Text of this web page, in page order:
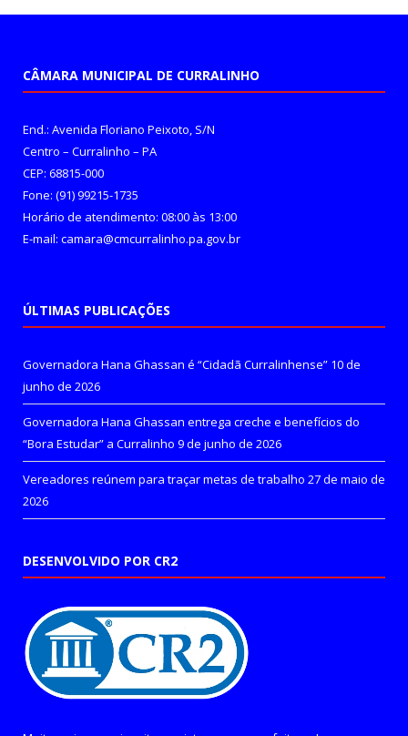
CÂMARA MUNICIPAL DE CURRALINHO
End.: Avenida Floriano Peixoto, S/N
Centro – Curralinho – PA
CEP: 68815-000
Fone: (91) 99215-1735
Horário de atendimento: 08:00 às 13:00
E-mail: camara@cmcurralinho.pa.gov.br
ÚLTIMAS PUBLICAÇÕES
Governadora Hana Ghassan é “Cidadã Curralinhense” 10 de
junho de 2026
Governadora Hana Ghassan entrega creche e benefícios do
“Bora Estudar” a Curralinho 9 de junho de 2026
Vereadores reúnem para traçar metas de trabalho 27 de maio de
2026
DESENVOLVIDO POR CR2